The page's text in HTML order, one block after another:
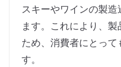
スキーやワインの製
ます。これにより、
ため、消費者にとっ
す。